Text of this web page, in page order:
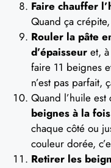
Faire chauffer
Quand ça
Rouler la pâte
d’épaisseur et,
faire 11 beignes
n’est pas parfait,
Quand l’huile est
beignes à la fois
chaque côté ou
couleur dorée,
Retirer les